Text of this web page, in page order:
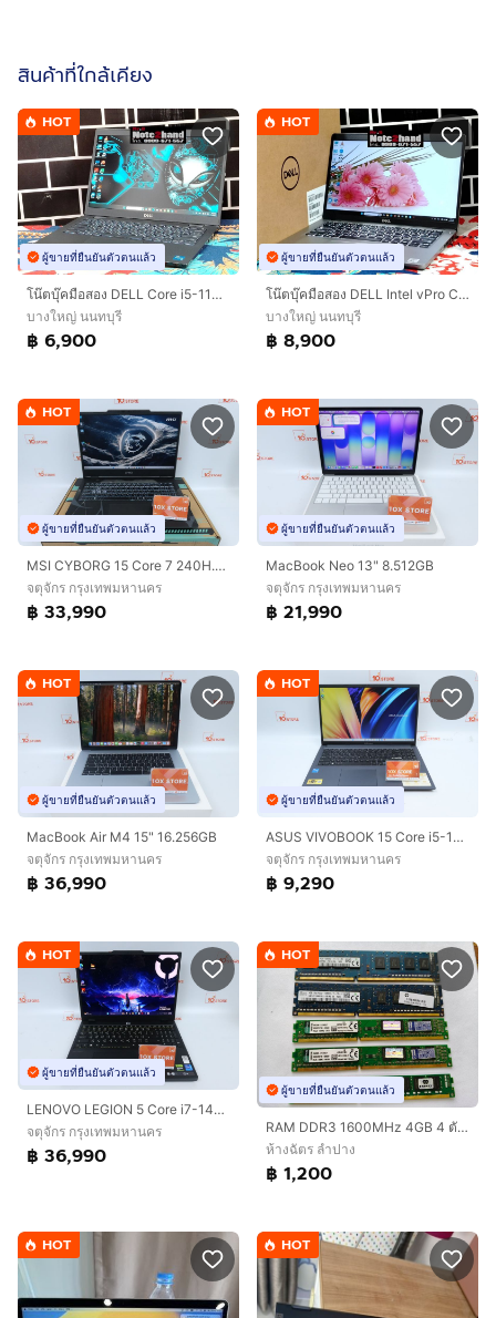
สินค้าที่ใกล้เคียง
HOT
ผู้ขายที่ยืนยันตัวตนแล้ว
โน๊ตบุ๊คมือสอง DELL Core i5-1135G7 จอ14”FHD แรม8+NVMe512+การ์ดจอ Xe G4+วินโดว์แท้
บางใหญ่ นนทบุรี
฿ 6,900
HOT
ผู้ขายที่ยืนยันตัวตนแล้ว
โน๊ตบุ๊คมือสอง DELL Intel vPro Core i7-10610U จอทัชสกรีน 14.0”IPS แรม16+SSD256+การ์ดจอ 620+วินโดว์แท้
บางใหญ่ นนทบุรี
฿ 8,900
HOT
ผู้ขายที่ยืนยันตัวตนแล้ว
MSI CYBORG 15 Core 7 240H.RTX5060 RAM16.1TB
จตุจักร กรุงเทพมหานคร
฿ 33,990
HOT
ผู้ขายที่ยืนยันตัวตนแล้ว
MacBook Neo 13" 8.512GB
จตุจักร กรุงเทพมหานคร
฿ 21,990
HOT
ผู้ขายที่ยืนยันตัวตนแล้ว
MacBook Air M4 15" 16.256GB
จตุจักร กรุงเทพมหานคร
฿ 36,990
HOT
ผู้ขายที่ยืนยันตัวตนแล้ว
ASUS VIVOBOOK 15 Core i5-1235U RAM8-512GB
จตุจักร กรุงเทพมหานคร
฿ 9,290
HOT
ผู้ขายที่ยืนยันตัวตนแล้ว
LENOVO LEGION 5 Core i7-14700HX.RTX5050 RAM24.1TB
จตุจักร กรุงเทพมหานคร
฿ 36,990
HOT
ผู้ขายที่ยืนยันตัวตนแล้ว
RAM DDR3 1600MHz 4GB 4 ตัว 8GB 1 ตัว
ห้างฉัตร ลำปาง
฿ 1,200
HOT HOT